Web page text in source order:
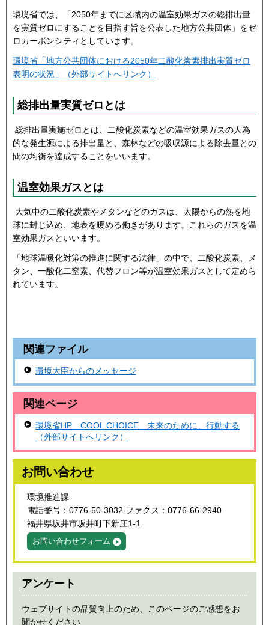
環境省では、「2050年までに区域内の温室効果ガスの総排出量
を実質ゼロにすることを目指す旨を公表した地方公共団体」をゼ
ロカーボンシティとしています。
環境省「地方公共団体における2050年二酸化炭素排出実質ゼロ
表明の状況」（外部サイトへリンク）
総排出量実質ゼロとは
総排出量実施ゼロとは、二酸化炭素などの温室効果ガスの人為
的な発生源による排出量と、森林などの吸収源による除去量との
間の均衡を達成することをいいます。
温室効果ガスとは
大気中の二酸化炭素やメタンなどのガスは、太陽からの熱を地
球に封じ込め、地表を暖める働きがあります。これらのガスを温
室効果ガスといいます。
「地球温暖化対策の推進に関する法律」の中で、二酸化炭素、メ
タン、一酸化二窒素、代替フロン等が温室効果ガスとして定めら
れています。
関連ファイル
環境大臣からのメッセージ
関連ページ
環境省HP COOL CHOICE 未来のために、行動する
（外部サイトへリンク）
お問い合わせ
環境推進課
電話番号：0776-50-3032 ファクス：0776-66-2940
福井県坂井市坂井町下新庄1-1
お問い合わせフォーム
アンケート
ウェブサイトの品質向上のため、このページのご感想をお
聞かせください